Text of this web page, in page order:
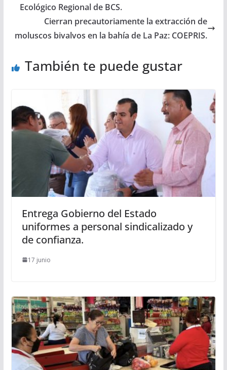
Ecológico Regional de BCS.
Cierran precautoriamente la extracción de
moluscos bivalvos en la bahía de La Paz: COEPRIS.
También te puede gustar
Entrega Gobierno del Estado
uniformes a personal sindicalizado y
de confianza.
17 junio